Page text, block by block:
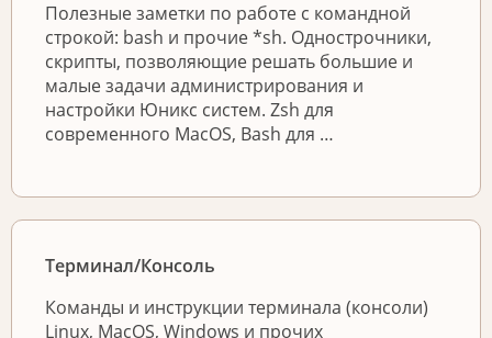
Полезные заметки по работе с командной
строкой: bash и прочие *sh. Однострочники,
скрипты, позволяющие решать большие и
малые задачи администрирования и
настройки Юникс систем. Zsh для
современного MacOS, Bash для …
Терминал/Консоль
Команды и инструкции терминала (консоли)
Linux, MacOS, Windows и прочих